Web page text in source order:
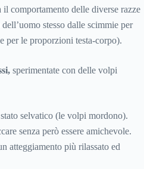
comportamento delle diverse razze
stesso dalle scimmie per
per le proporzioni testa-corpo).
sperimentate con delle volpi
selvatico (le volpi mordono).
senza però essere amichevole.
atteggiamento più rilassato ed